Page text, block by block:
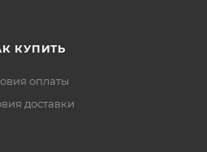
КУПИТЬ
оплаты
доставки